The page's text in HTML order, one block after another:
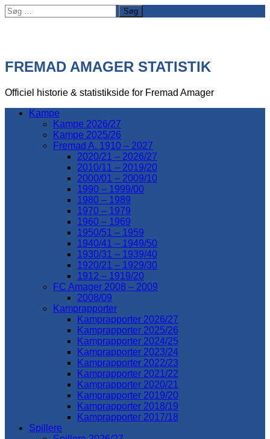
Søg
efter:
FREMAD AMAGER STATISTIK
Officiel historie & statistikside for Fremad Amager
Kampe
Kampe 2026/27
Kampe 2025/26
Fremad A. 1910 – 2027
2020/21 – 2026/27
2010/11 – 2019/20
2000/01 – 2009/10
1990 – 1999/00
1980 – 1989
1970 – 1979
1960 – 1969
1950/51 – 1959
1940/41 – 1949/50
1930/31 – 1939/40
1920/21 – 1929/30
1912 – 1919/20
FC Amager 2008 – 2009
2008/09
Kamprapporter
Kamprapporter 2026/27
Kamprapporter 2025/26
Kamprapporter 2024/25
Kamprapporter 2023/24
Kamprapporter 2022/23
Kamprapporter 2021/22
Kamprapporter 2020/21
Kamprapporter 2019/20
Kamprapporter 2018/19
Kamprapporter 2017/18
Spillere